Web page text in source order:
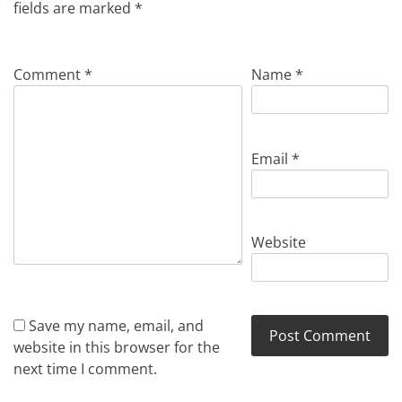
fields are marked *
Comment* Name*
Email *
Website
Save my name, email, and
website in this browser for the
next time I comment.